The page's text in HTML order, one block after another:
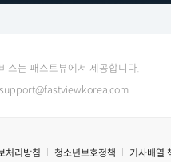
스는 패스트뷰에서 제공합니다.
처리방침 청소년보호정책 기사배열